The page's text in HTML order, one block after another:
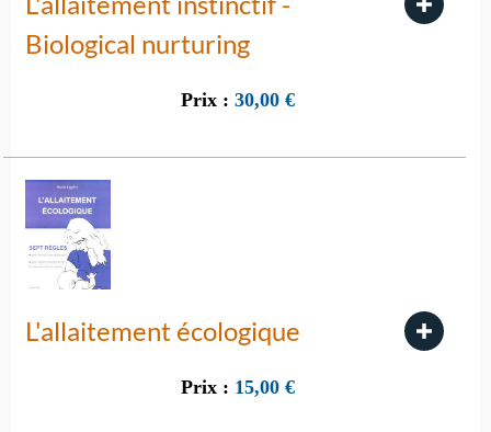
Biological nurturing
Prix : 30,00 €
L'allaitement écologique
Prix : 15,00 €